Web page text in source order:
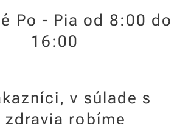
Po - Pia od 8:00 do
16:00
v súlade s
zdravia robíme